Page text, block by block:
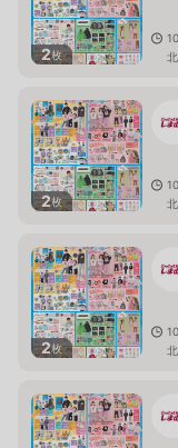
2枚
2枚
2枚